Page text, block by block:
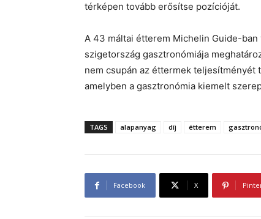
térképen tovább erősítse pozícióját.
A 43 máltai étterem Michelin Guide-
szigetország gasztronómiája
nem csupán az éttermek teljesítményét
amelyben a gasztronómia kiemelt
TAGS alapanyag díj étterem
Facebook X